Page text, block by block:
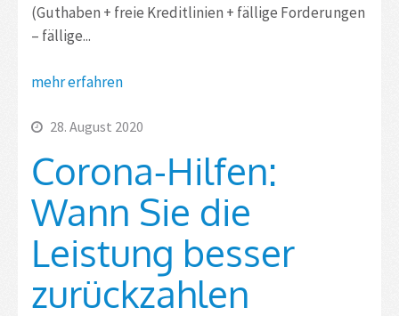
(Guthaben + freie Kreditlinien + fällige Forderungen
– ­fällige...
mehr erfahren
28. August 2020
Corona-Hilfen:
Wann Sie die
Leistung besser
zurückzahlen